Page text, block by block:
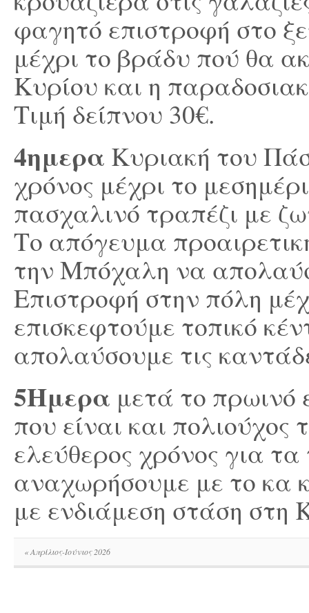
φαγητό επιστροφή στο
μέχρι το βράδυ πού θα
Κυρίου και η
Τιμή δείπνου 30€.
4ημερα Κυριακή του
χρόνος μέχρι το
πασχαλινό τραπέζι με
Το απόγευμα
την Μπόχαλη να
Επιστροφή στην πόλη
επισκεφτούμε τοπικό
απολαύσουμε τις
5Ημερα μετά το πρωινό
που είναι και
ελεύθερος χρόνος για
αναχωρήσουμε με το κα
με ενδιάμεση στάση στη
«Απρίλιος-Ιούνιος 2026